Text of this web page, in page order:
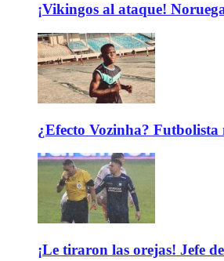
¡Vikingos al ataque!
¿Efecto Vozinha?
¡Le tiraron las orejas! Jefe